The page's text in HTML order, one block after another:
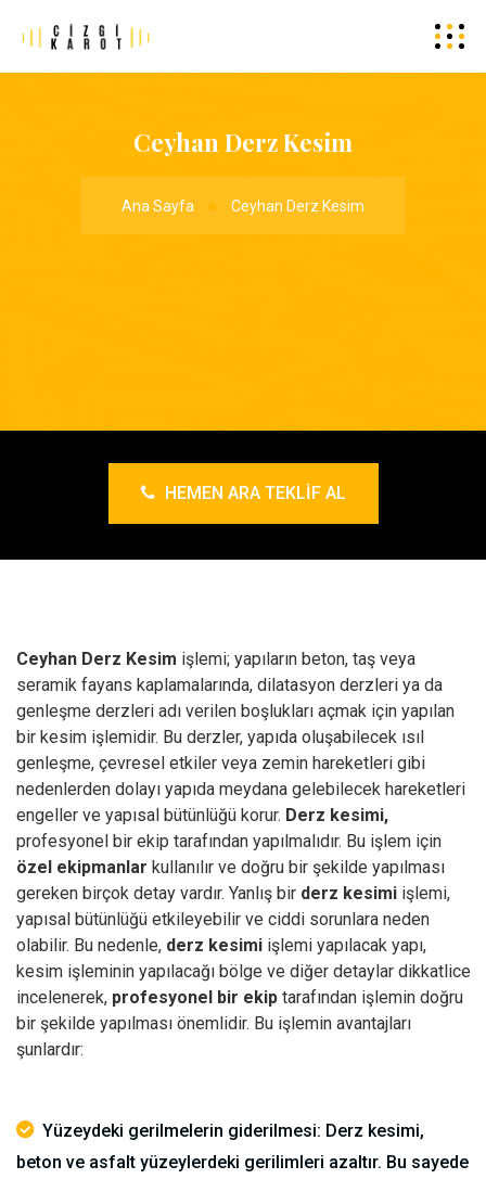
Ceyhan Derz Kesim
Ana Sayfa Ceyhan Derz Kesim
HEMEN ARA TEKLIF AL
Ceyhan Derz Kesim işlemi; yapıların beton, taş veya
seramik fayans kaplamalarında, dilatasyon derzleri ya da
genleşme derzleri adı verilen boşlukları açmak için yapılan
bir kesim işlemidir. Bu derzler, yapıda oluşabilecek ısıl
genleşme, çevresel etkiler veya zemin hareketleri gibi
nedenlerden dolayı yapıda meydana gelebilecek hareketleri
engeller ve yapısal bütünlüğü korur. Derz kesimi,
profesyonel bir ekip tarafından yapılmalıdır. Bu işlem için
özel ekipmanlar kullanılır ve doğru bir şekilde yapılması
gereken birçok detay vardır. Yanlış bir derz kesimi işlemi,
yapısal bütünlüğü etkileyebilir ve ciddi sorunlara neden
olabilir. Bu nedenle, derz kesimi işlemi yapılacak yapı,
kesim işleminin yapılacağı bölge ve diğer detaylar dikkatlice
incelenerek, profesyonel bir ekip tarafından işlemin doğru
bir şekilde yapılması önemlidir. Bu işlemin avantajları
şunlardır:
Yüzeydeki gerilmelerin giderilmesi: Derz kesimi,
beton ve asfalt yüzeylerdeki gerilimleri azaltır. Bu sayede